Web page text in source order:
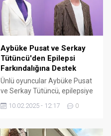
Aybüke Pusat ve Serkay
Tütüncü'den Epilepsi
Farkındalığına Destek
Ünlü oyuncular Aybüke Pusat
ve Serkay Tütüncü, epilepsiye
yönelik toplumsal ön yargıları
kırmak ve farkındalığı artırmak
farkındalık kampanyasının
10.02.2025 - 12:17 0